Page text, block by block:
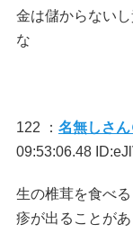
金は儲からない
な
122 ： 名無しさん
09:53:06.48
生の椎茸を食べ
疹が出ることがあ